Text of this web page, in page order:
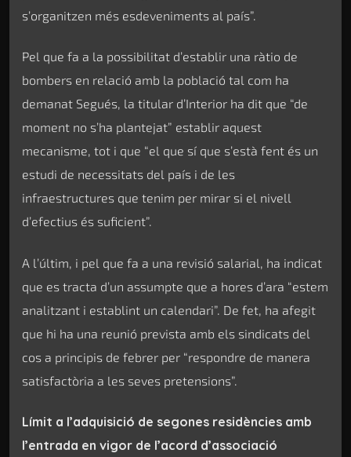
s’organitzen més esdeveniments al país”.
Pel que fa a la possibilitat d’establir una ràtio de
bombers en relació amb la població tal com ha
demanat Segués, la titular d’Interior ha dit que “de
moment no s’ha plantejat” establir aquest
mecanisme, tot i que “el que sí que s’està fent és un
estudi de necessitats del país i de les
infraestructures que tenim per mirar si el nivell
d’efectius és suficient”.
A l’últim, i pel que fa a una revisió salarial, ha indicat
que es tracta d’un assumpte que a hores d’ara “estem
analitzant i establint un calendari”. De fet, ha afegit
que hi ha una reunió prevista amb els sindicats del
cos a principis de febrer per “respondre de manera
satisfactòria a les seves pretensions”.
Límit a l’adquisició de segones residències amb
l’entrada en vigor de l’acord d’associació